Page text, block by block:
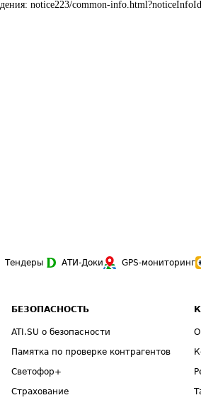
notice223/common-
Тендеры АТИ-Доки GPS-мониторинг
БЕЗОПАСНОСТЬ
ATI.SU о безопасности
Памятка по проверке контрагентов
Светофор+
Страхование
О